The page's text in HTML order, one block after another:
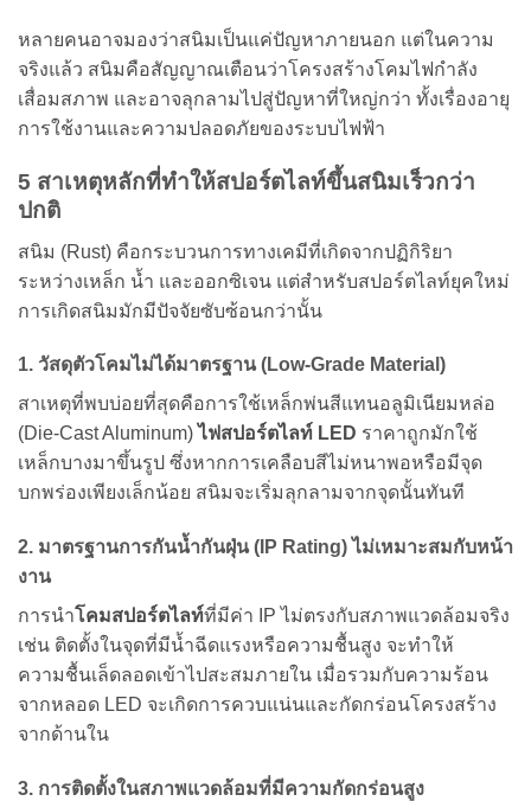
หลายคนอาจมองว่าสนิมเป็นแค่ปัญหาภายนอก แต่ในความ
จริงแล้ว สนิมคือสัญญาณเตือนว่าโครงสร้างโคมไฟกำลัง
เสื่อมสภาพ และอาจลุกลามไปสู่ปัญหาที่ใหญ่กว่า ทั้งเรื่องอายุ
การใช้งานและความปลอดภัยของระบบไฟฟ้า
5 สาเหตุหลักที่ทำให้สปอร์ตไลท์ขึ้นสนิมเร็วกว่า
ปกติ
สนิม (Rust) คือกระบวนการทางเคมีที่เกิดจากปฏิกิริยา
ระหว่างเหล็ก น้ำ และออกซิเจน แต่สำหรับสปอร์ตไลท์ยุคใหม่
การเกิดสนิมมักมีปัจจัยซับซ้อนกว่านั้น
1. วัสดุตัวโคมไม่ได้มาตรฐาน (Low-Grade Material)
สาเหตุที่พบบ่อยที่สุดคือการใช้เหล็กพ่นสีแทนอลูมิเนียมหล่อ
(Die-Cast Aluminum) ไฟสปอร์ตไลท์ LED ราคาถูกมักใช้
เหล็กบางมาขึ้นรูป ซึ่งหากการเคลือบสีไม่หนาพอหรือมีจุด
บกพร่องเพียงเล็กน้อย สนิมจะเริ่มลุกลามจากจุดนั้นทันที
2. มาตรฐานการกันน้ำกันฝุ่น (IP Rating) ไม่เหมาะสมกับหน้า
งาน
การนำโคมสปอร์ตไลท์ที่มีค่า IP ไม่ตรงกับสภาพแวดล้อมจริง
เช่น ติดตั้งในจุดที่มีน้ำฉีดแรงหรือความชื้นสูง จะทำให้
ความชื้นเล็ดลอดเข้าไปสะสมภายใน เมื่อรวมกับความร้อน
จากหลอด LED จะเกิดการควบแน่นและกัดกร่อนโครงสร้าง
จากด้านใน
3. การติดตั้งในสภาพแวดล้อมที่มีความกัดกร่อนสูง